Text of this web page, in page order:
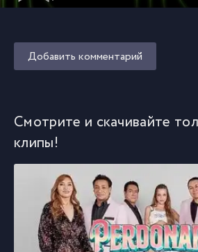
Добавить комментарий
Смотрите и скачивайте
клипы!